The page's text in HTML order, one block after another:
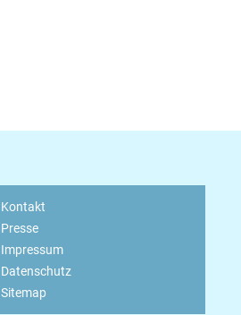
Kontakt
Presse
Impressum
Datenschutz
Sitemap